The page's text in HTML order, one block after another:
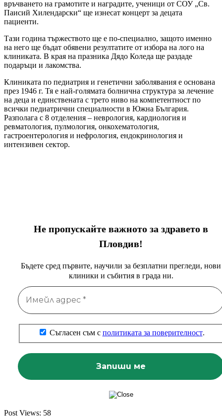
връчването на грамотите и наградите, ученици от СОУ „Св.
Паисий Хилендарски“ ще изнесат концерт за децата
пациенти.
Тази година тържеството ще е по-специално, защото именно
на него ще бъдат обявени резултатите от избора на лого на
клиниката. В края на празника Дядо Коледа ще раздаде
подаръци и лакомства.
Клиниката по педиатрия и генетични заболявания е основана
през 1946 г. Тя е най-голямата болнична структура за лечение
на деца и единствената с трето ниво на компетентност по
всички педиатрични специалности в Южна България.
Разполага с 8 отделения – неврология, кардиология и
ревматология, пулмология, онкохематология,
гастроентерология и нефрология, ендокринология и
интензивен сектор.
Не пропускайте важното за здравето в
Пловдив!
Бъдете сред първите, научили за безплатни прегледи, нови
клиники и събития в града ни.
Съгласен съм с политиката за поверителност.
Post Views: 58